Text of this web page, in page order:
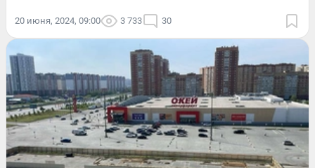
20 июня, 2024, 09:00 3 733 30